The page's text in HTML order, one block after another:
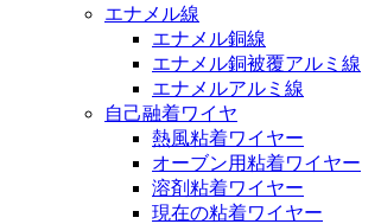
エナメル線
エナメル銅線
エナメル銅被覆アルミ線
エナメルアルミ線
自己融着ワイヤ
熱風粘着ワイヤー
オーブン用粘着ワイヤー
溶剤粘着ワイヤー
現在の粘着ワイヤー